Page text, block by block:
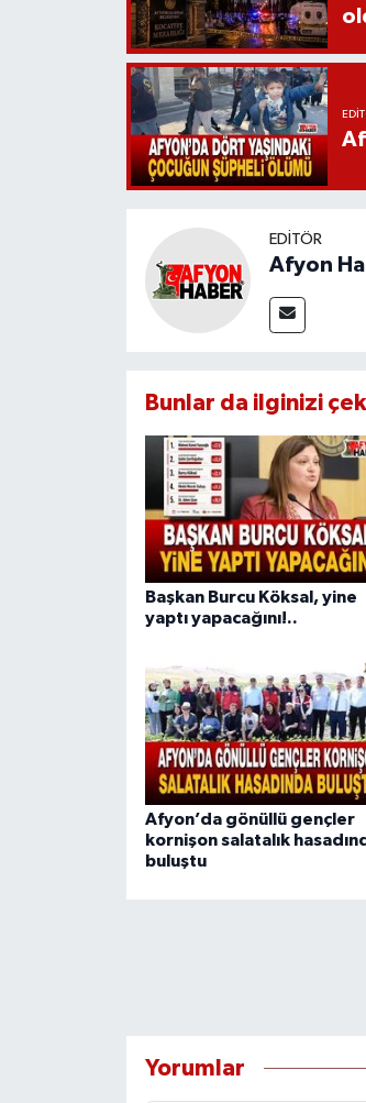
EDITÖR
Afyon
Bunlar da ilginizi
Başkan Burcu Köksal, yine
yaptı yapacağını!..
Afyon’da gönüllü gençler
kornişon salatalık
buluştu
Yorumlar